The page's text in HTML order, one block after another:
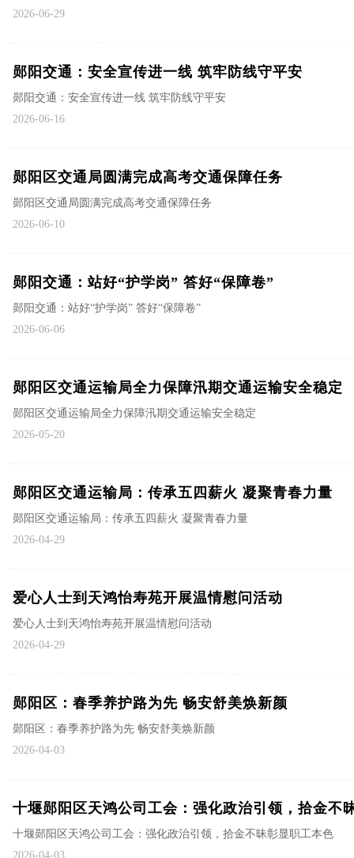
2026-06-29
郧阳交通：安全宣传进一线 筑牢防线守平安
郧阳交通：安全宣传进一线 筑牢防线守平安
2026-06-16
郧阳区交通局圆满完成高考交通保障任务
郧阳区交通局圆满完成高考交通保障任务
2026-06-10
郧阳交通：站好“护学岗” 答好“保障卷”
郧阳交通：站好“护学岗” 答好“保障卷”
2026-06-06
郧阳区交通运输局全力保障汛期交通运输安全稳定
郧阳区交通运输局全力保障汛期交通运输安全稳定
2026-05-20
郧阳区交通运输局：传承五四薪火 凝聚青春力量
郧阳区交通运输局：传承五四薪火 凝聚青春力量
2026-04-29
爱心人士到天鸿怡寿苑开展温情慰问活动
爱心人士到天鸿怡寿苑开展温情慰问活动
2026-04-29
郧阳区：春季养护路为先 畅安舒美焕新颜
郧阳区：春季养护路为先 畅安舒美焕新颜
2026-04-03
十堰郧阳区天鸿公司工会：强化政治引领，拾金不
十堰郧阳区天鸿公司工会：强化政治引领，拾金不昧彰显职工本色
2026-04-03